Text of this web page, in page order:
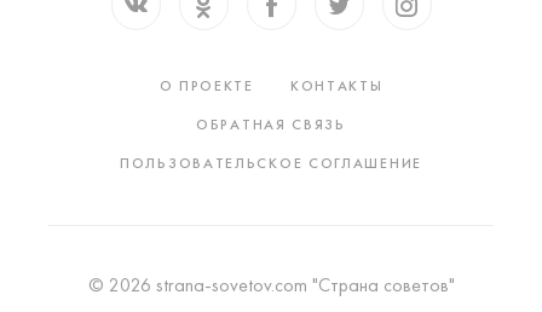
О ПРОЕКТЕ
КОНТАКТЫ
ОБРАТНАЯ СВЯЗЬ
ПОЛЬЗОВАТЕЛЬСКОЕ СОГЛАШЕНИЕ
© 2026 strana-sovetov.com "Страна советов"